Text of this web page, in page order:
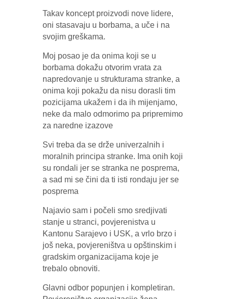
Takav koncept proizvodi nove lidere,
oni stasavaju u borbama, a uče i na
svojim greškama.
Moj posao je da onima koji se u
borbama dokažu otvorim vrata za
napredovanje u strukturama stranke, a
onima koji pokažu da nisu dorasli tim
pozicijama ukažem i da ih mijenjamo,
neke da malo odmorimo pa pripremimo
za naredne izazove
Svi treba da se drže univerzalnih i
moralnih principa stranke. Ima onih koji
su rondali jer se stranka ne posprema,
a sad mi se čini da ti isti rondaju jer se
posprema
Najavio sam i počeli smo sredjivati
stanje u stranci, povjerenistva u
Kantonu Sarajevo i USK, a vrlo brzo i
još neka, povjereništva u opštinskim i
gradskim organizacijama koje je
trebalo obnoviti.
Glavni odbor popunjen i kompletiran.